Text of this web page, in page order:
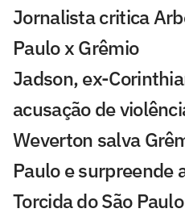
Jornalista critica
Paulo x Grêmio
Jadson, ex-
acusação de
Weverton salva
Paulo e surpreende
Torcida do São